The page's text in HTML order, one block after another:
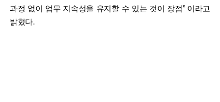
과정 없이 업무 지속성을 유지할 수 있는 것이 장점” 이라고
밝혔다.